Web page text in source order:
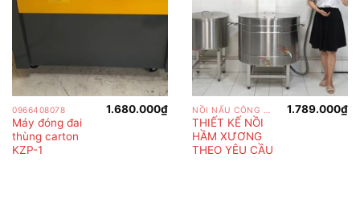
0966408078
Máy đóng đai
thùng carton
KZP-1
1.680.000₫
THIẾT KẾ NỒI
HẦM XƯƠNG
THEO YÊU CẦU
1.789.000₫